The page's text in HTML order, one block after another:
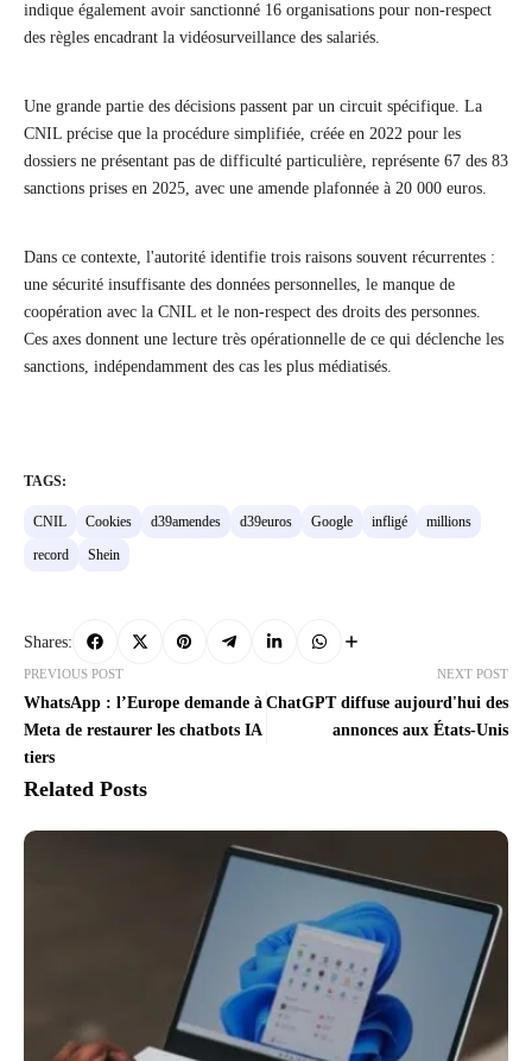
indique également avoir sanctionné 16 organisations pour non-respect
des règles encadrant la vidéosurveillance des salariés.
Une grande partie des décisions passent par un circuit spécifique. La
CNIL précise que la procédure simplifiée, créée en 2022 pour les
dossiers ne présentant pas de difficulté particulière, représente 67 des 83
sanctions prises en 2025, avec une amende plafonnée à 20 000 euros.
Dans ce contexte, l'autorité identifie trois raisons souvent récurrentes :
une sécurité insuffisante des données personnelles, le manque de
coopération avec la CNIL et le non-respect des droits des personnes.
Ces axes donnent une lecture très opérationnelle de ce qui déclenche les
sanctions, indépendamment des cas les plus médiatisés.
TAGS:
CNIL Cookies d39amendes d39euros Google infligé
millions
record
Shein
Shares:
PREVIOUS POST
WhatsApp : l’Europe demande à
Meta de restaurer les chatbots IA
tiers
NEXT POST
ChatGPT diffuse aujourd'hui des
annonces aux États-Unis
Related Posts